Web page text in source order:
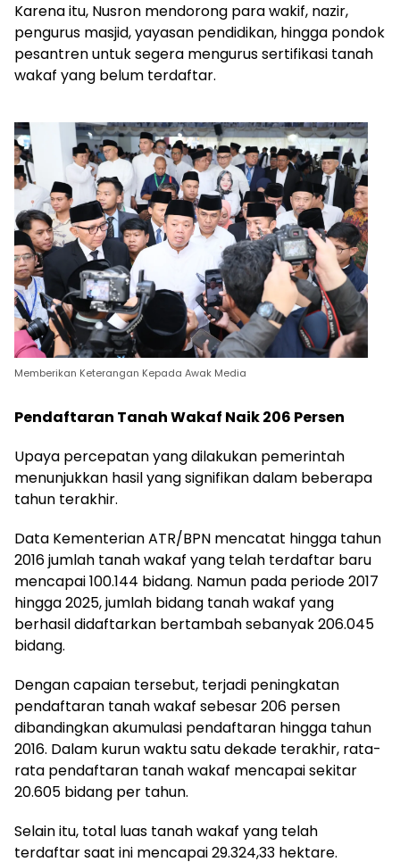
Karena itu, Nusron mendorong para wakif, nazir,
pengurus masjid, yayasan pendidikan, hingga pondok
pesantren untuk segera mengurus sertifikasi tanah
wakaf yang belum terdaftar.
Memberikan Keterangan Kepada Awak Media
Pendaftaran Tanah Wakaf Naik 206 Persen
Upaya percepatan yang dilakukan pemerintah
menunjukkan hasil yang signifikan dalam beberapa
tahun terakhir.
Data Kementerian ATR/BPN mencatat hingga tahun
2016 jumlah tanah wakaf yang telah terdaftar baru
mencapai 100.144 bidang. Namun pada periode 2017
hingga 2025, jumlah bidang tanah wakaf yang
berhasil didaftarkan bertambah sebanyak 206.045
bidang.
Dengan capaian tersebut, terjadi peningkatan
pendaftaran tanah wakaf sebesar 206 persen
dibandingkan akumulasi pendaftaran hingga tahun
2016. Dalam kurun waktu satu dekade terakhir, rata-
rata pendaftaran tanah wakaf mencapai sekitar
20.605 bidang per tahun.
Selain itu, total luas tanah wakaf yang telah
terdaftar saat ini mencapai 29.324,33 hektare.